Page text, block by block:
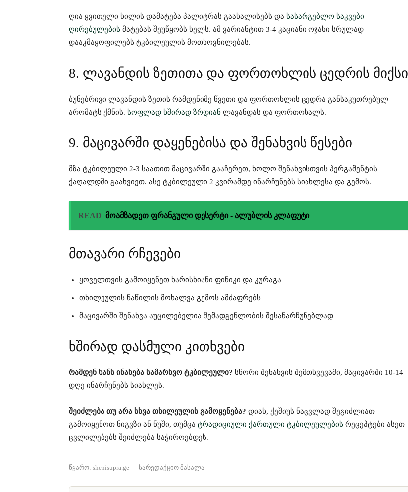
ღია ყვითელი ხილის დამატება პალიტრას გაახალისებს და სასარგებლო საკვები
ღირებულების მატებას შეუწყობს ხელს. ამ ვარიანტით 3-4 კაციანი ოჯახი სრულად
დააკმაყოფილებს ტკბილეულის მოთხოვნილებას.
8. ლავანდის ზეთითა და ფორთოხლის ცედრის მიქსი
ბუნებრივი ლავანდის ზეთის რამდენიმე წვეთი და ფორთოხლის ცედრა განსაკუთრებულ
არომატს ქმნის. სოფლად ხშირად ზრდიან ლავანდას და ფორთოხალს.
9. მაცივარში დაყენებისა და შენახვის წესები
მზა ტკბილეული 2-3 საათით მაცივარში გააჩერეთ, ხოლო შენახვისთვის პერგამენტის
ქაღალდში გაახვიეთ. ასე ტკბილეული 2 კვირამდე ინარჩუნებს სიახლესა და გემოს.
READ მოამზადეთ ფრანგული დესერტი - ალუბლის კლაფუტი
მთავარი რჩევები
ყოველთვის გამოიყენეთ ხარისხიანი ფინიკი და კურაგა
თხილეულის ნაწილის მოხალვა გემოს ამძაფრებს
მაცივარში შენახვა აუცილებელია შემადგენლობის შესანარჩუნებლად
ხშირად დასმული კითხვები
რამდენ ხანს ინახება სამარხვო ტკბილეული? სწორი შენახვის შემთხვევაში, მაცივარში 10-14
დღე ინარჩუნებს სიახლეს.
შეიძლება თუ არა სხვა თხილეულის გამოყენება? დიახ, ქეშიუს ნაცვლად შეგიძლიათ
გამოიყენოთ ნიგვზი ან ნუში, თუმცა ტრადიციული ქართული ტკბილეულების რეცეპტები ასეთ
ცვლილებებს შეიძლება საჭიროებდეს.
წყარო: shenisupra.ge — სარედაქციო მასალა